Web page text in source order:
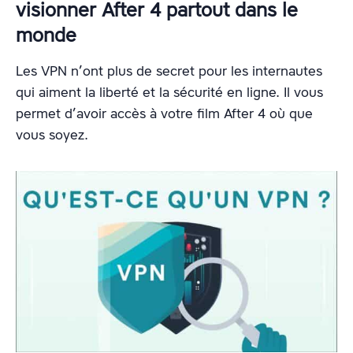
visionner After 4 partout dans le
monde
Les VPN n’ont plus de secret pour les internautes
qui aiment la liberté et la sécurité en ligne. Il vous
permet d’avoir accès à votre film After 4 où que
vous soyez.